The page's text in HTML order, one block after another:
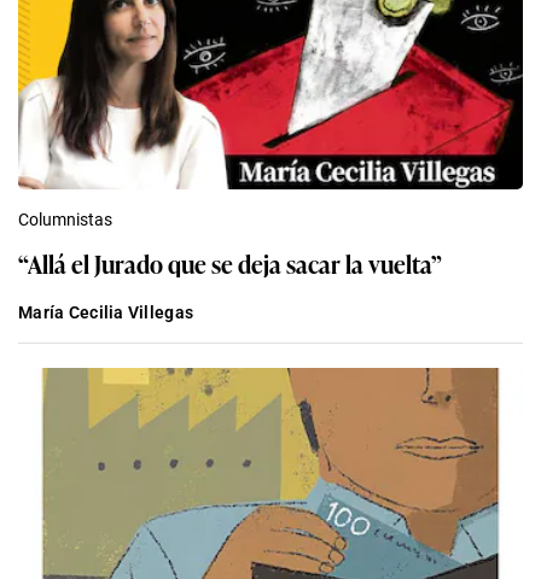
Columnistas
“Allá el Jurado que se deja sacar la vuelta”
María Cecilia Villegas